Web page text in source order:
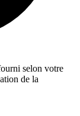
selon votre
de la